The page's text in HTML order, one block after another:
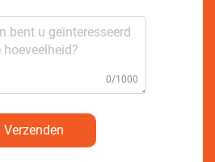
0/1000
Verzenden